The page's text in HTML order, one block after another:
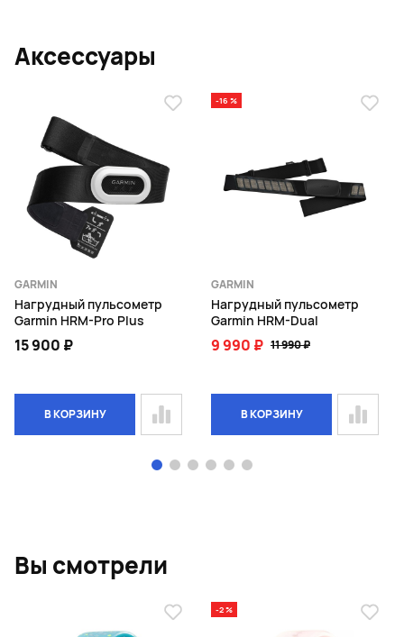
Аксессуары
GARMIN
Нагрудный пульсометр
Garmin HRM-Pro Plus
15 900 ₽
В КОРЗИНУ
-16 %
GARMIN
Нагрудный пульсометр
Garmin HRM-Dual
9 990 ₽ 11 990 ₽
В КОРЗИНУ
Вы смотрели
-2 %